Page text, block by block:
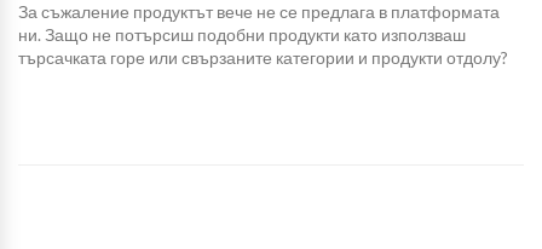
За съжаление продуктът вече не се предлага в платформата
ни. Защо не потърсиш подобни продукти като използваш
търсачката горе или свързаните категории и продукти отдолу?